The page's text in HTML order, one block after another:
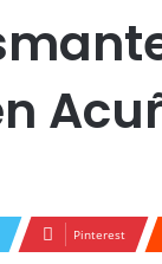
Pinterest